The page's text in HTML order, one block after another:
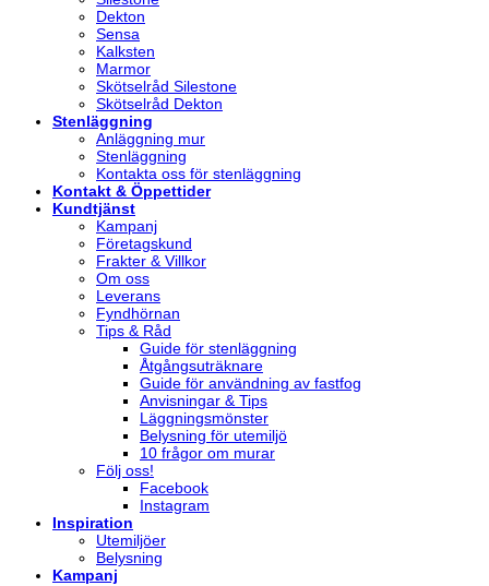
Dekton
Sensa
Kalksten
Marmor
Skötselråd Silestone
Skötselråd Dekton
Stenläggning
Anläggning mur
Stenläggning
Kontakta oss för stenläggning
Kontakt & Öppettider
Kundtjänst
Kampanj
Företagskund
Frakter & Villkor
Om oss
Leverans
Fyndhörnan
Tips & Råd
Guide för stenläggning
Åtgångsuträknare
Guide för användning av fastfog
Anvisningar & Tips
Läggningsmönster
Belysning för utemiljö
10 frågor om murar
Följ oss!
Facebook
Instagram
Inspiration
Utemiljöer
Belysning
Kampanj